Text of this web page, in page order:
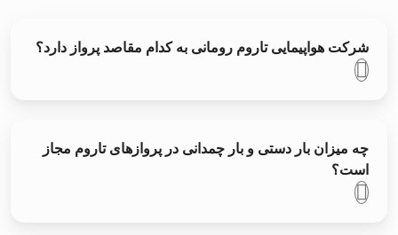
شرکت هواپیمایی تاروم رومانی به کدام مقاصد پرواز دارد؟
چه میزان بار دستی و بار چمدانی در پروازهای تاروم مجاز
است؟